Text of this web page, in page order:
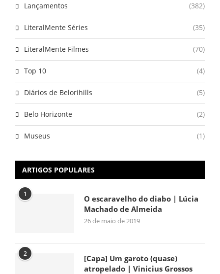
Lançamentos (382)
LiteralMente Séries (35)
LiteralMente Filmes (70)
Top 10 (4)
Diários de Belorihills (5)
Belo Horizonte (2)
Museus (1)
ARTIGOS POPULARES
1
O escaravelho do diabo | Lúcia
Machado de Almeida
26 de maio de 2019
2
[Capa] Um garoto (quase)
atropelado | Vinicius Grossos